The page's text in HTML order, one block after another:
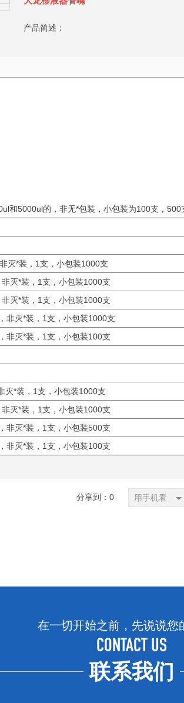
产品简述：
和5000ul的，非无*包装，小包装为100支，
灭*装，1支，小包装1000支
灭*装，1支，小包装1000支
灭*装，1支，小包装1000支
非灭*装，1支，小包装1000支
非灭*装，1支，小包装100支
灭*装，1支，小包装1000支
灭*装，1支，小包装1000支
非灭*装，1支，小包装500支
非灭*装，1支，小包装100支
分享到： 0 用手机看
在一切开始之前，先说说您
CONTACT US
联系我们